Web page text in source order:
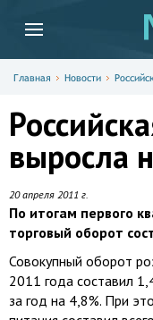
Главная Новости
выросла
20 апреля 2011 г.
По итогам первого
торговый оборот
Совокупный оборот
2011 года составил
за год на 4,8%. При